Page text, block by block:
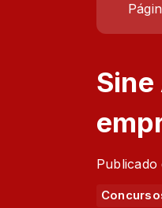
Publicado